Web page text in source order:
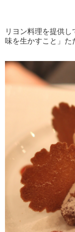
リヨン料理を提供
味を生かすこと」た